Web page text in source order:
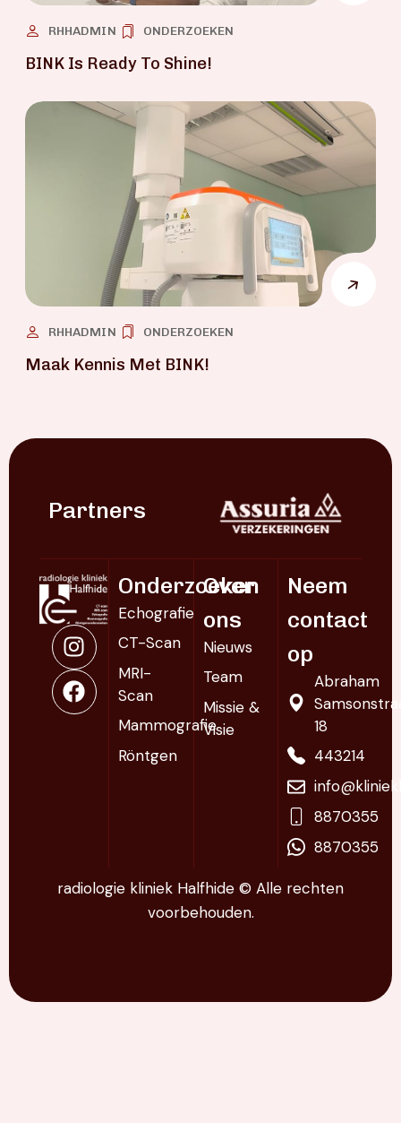
RHHADMIN ONDERZOEKEN
BINK Is Ready To Shine!
RHHADMIN ONDERZOEKEN
Maak Kennis Met BINK!
Partners
Onderzoeken
Echografie
CT-Scan
MRI-
Scan
Mammografie
Röntgen
Over
ons
Nieuws
Team
Missie &
Visie
Neem
contact
op
Abraham
18
443214
8870355
8870355
radiologie kliniek Halfhide © Alle rechten
voorbehouden.